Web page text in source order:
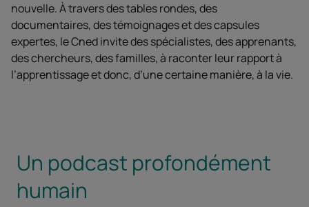
nouvelle. À travers des tables rondes, des
documentaires, des témoignages et des capsules
expertes, le Cned invite des spécialistes, des apprenants,
des chercheurs, des familles, à raconter leur rapport à
l’apprentissage et donc, d’une certaine manière, à la vie.
Un podcast profondément
humain